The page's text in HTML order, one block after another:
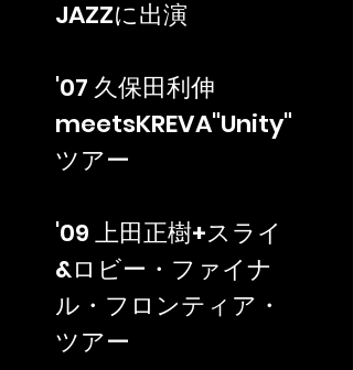
JAZZに出演
'07 久保田利伸
meetsKREVA"Unity"
ツアー
'09 上田正樹+スライ
&ロビー・ファイナ
ル・フロンティア・
ツアー